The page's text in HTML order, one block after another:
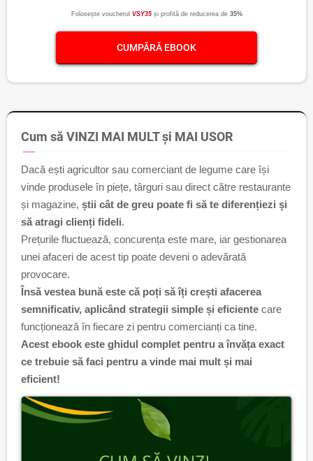
Folosește voucherul VSY35 și profită de reducerea de 35%
CUMPĂRĂ EBOOK
Cum să VINZI MAI MULT și MAI USOR
Dacă ești agricultor sau comerciant de legume care își
vinde produsele în piețe, târguri sau direct către restaurante
și magazine, știi cât de greu poate fi să te diferențiezi și
să atragi clienți fideli.
Prețurile fluctuează, concurența este mare, iar gestionarea
unei afaceri de acest tip poate deveni o adevărată
provocare.
Însă vestea bună este că poți să îți crești afacerea
semnificativ, aplicând strategii simple și eficiente care
funcționează în fiecare zi pentru comercianți ca tine.
Acest ebook este ghidul complet pentru a învăța exact
ce trebuie să faci pentru a vinde mai mult și mai
eficient!